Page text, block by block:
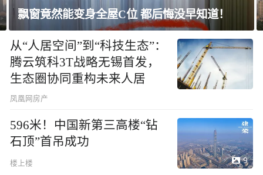
上海未建成的地标：“人”字大楼
从“人居空间”到“科技生态”：
腾云筑科3T战略无锡首发，
生态圈协同重构未来人居
凤凰网房产
596米！中国新第三高楼“钻
石顶”首吊成功
楼上楼 9